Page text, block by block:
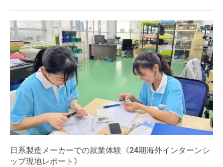
日系製造メーカーでの就業体験《24期海外インターンシ
ップ現地レポート》